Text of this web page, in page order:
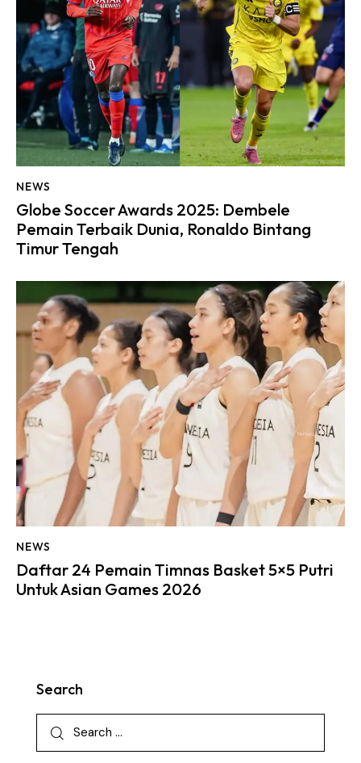
NEWS
Globe Soccer Awards 2025: Dembele
Pemain Terbaik Dunia, Ronaldo Bintang
Timur Tengah
NEWS
Daftar 24 Pemain Timnas Basket 5×5 Putri
Untuk Asian Games 2026
Search